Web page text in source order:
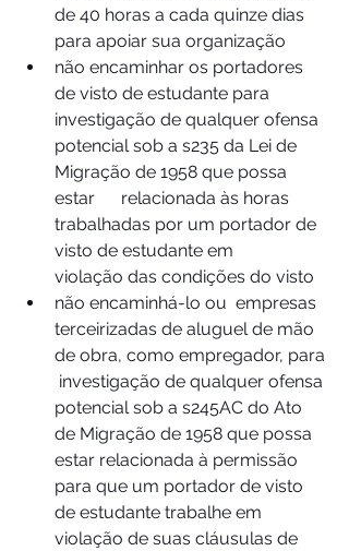
de 40 horas a cada quinze dias
para apoiar sua organização
não encaminhar os portadores
de visto de estudante para
investigação de qualquer ofensa
potencial sob a s235 da Lei de
Migração de 1958 que possa
estar      relacionada às horas
trabalhadas por um portador de
visto de estudante em
violação das condições do visto
não encaminhá-lo ou  empresas
terceirizadas de aluguel de mão
de obra, como empregador, para
investigação de qualquer ofensa
potencial sob a s245AC do Ato
de Migração de 1958 que possa
estar relacionada à permissão
para que um portador de visto
de estudante trabalhe em
violação de suas cláusulas de